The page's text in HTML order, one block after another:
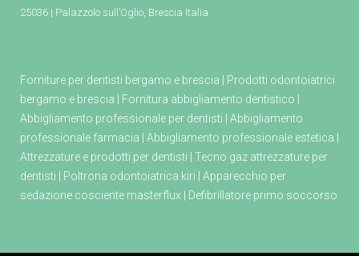
25036 | Palazzolo sull’Oglio, Brescia Italia
Forniture per dentisti bergamo e brescia
Prodotti odontoiatrici
bergamo e brescia
Fornitura abbigliamento dentistico
Abbigliamento professionale per dentisti
Abbigliamento
professionale farmacia
Abbigliamento professionale estetica
Attrezzature e prodotti per dentisti
Tecno gaz attrezzature per
dentisti
Poltrona odontoiatrica kiri
Apparecchio per
sedazione cosciente masterflux
Defibrillatore primo soccorso